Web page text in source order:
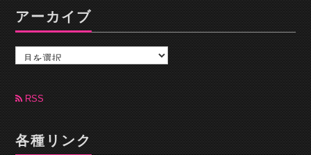
アーカイブ
カ
ブRSS
各種リンク